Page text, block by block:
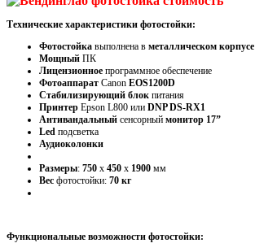
Технические характеристики фотостойки:
Фотостойка выполнена в металлическом корпусе
Мощный ПК
Лицензионное программное обеспечение
Фотоаппарат Canon EOS1200D
Стабилизирующий блок питания
Принтер Epson L800 или DNP DS-RX1
Антивандальный сенсорный монитор 17”
Led подсветка
Аудиоколонки
Размеры: 750 х 450 х 1900 мм
Вес фотостойки: 70 кг
Функциональные возможности фотостойки: